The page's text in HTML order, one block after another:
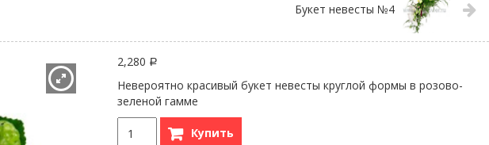
Букет невесты №4
2,280 Р
Невероятно красивый букет невесты круглой формы в розово-
зеленой гамме
Купить